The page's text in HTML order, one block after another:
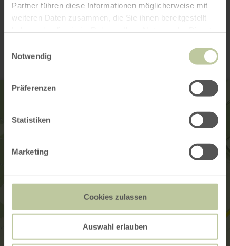
Partner führen diese Informationen möglicherweise mit
weiteren Daten zusammen, die Sie ihnen bereitgestellt
Notwendig
Präferenzen
Statistiken
Marketing
Cookies zulassen
Auswahl erlauben
Contact